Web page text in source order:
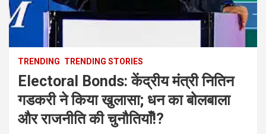
TRENDING TRENDING STORIES
Electoral Bonds: केंद्रीय मंत्री नितिन
गडकरी ने किया खुलासा; धन का बोलबाला
और राजनीति की चुनौतियाँ!?